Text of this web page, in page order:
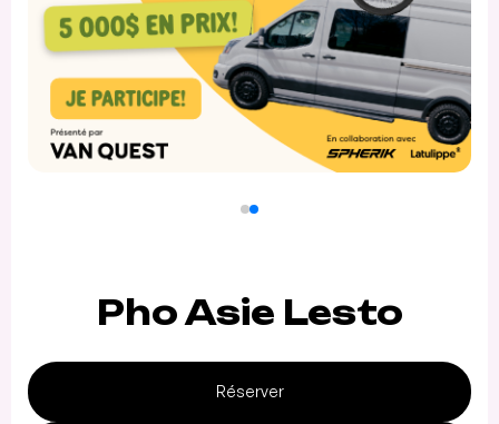
Pho Asie Lesto
Réserver